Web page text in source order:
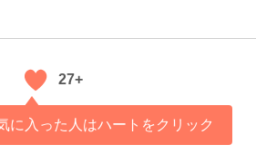
27+
に入った人はハートをクリック